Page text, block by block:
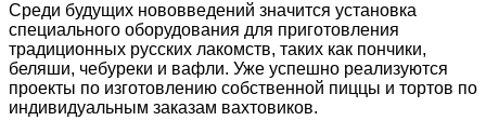
Среди будущих нововведений значится установка
специального оборудования для приготовления
традиционных русских лакомств, таких как пончики,
беляши, чебуреки и вафли. Уже успешно реализуются
проекты по изготовлению собственной пиццы и тортов по
индивидуальным заказам вахтовиков.